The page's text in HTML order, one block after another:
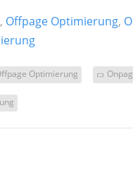
, Offpage Optimierung,
Optimierung